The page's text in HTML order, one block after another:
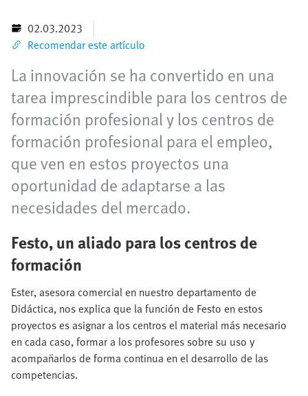
02.03.2023
Recomendar este artículo
La innovación se ha convertido en una
tarea imprescindible para los centros de
formación profesional y los centros de
formación profesional para el empleo,
que ven en estos proyectos una
oportunidad de adaptarse a las
necesidades del mercado.
Festo, un aliado para los centros de
formación
Ester, asesora comercial en nuestro departamento de
Didáctica, nos explica que la función de Festo en estos
proyectos es asignar a los centros el material más necesario
en cada caso, formar a los profesores sobre su uso y
acompañarlos de forma continua en el desarrollo de las
competencias.